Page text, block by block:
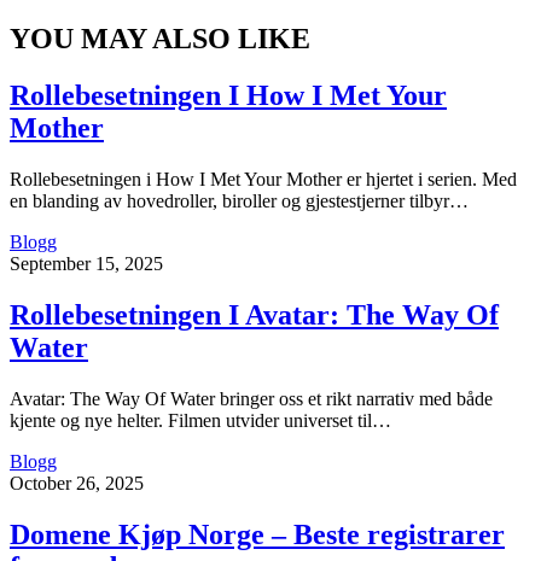
YOU MAY ALSO LIKE
Rollebesetningen I How I Met Your
Mother
Rollebesetningen i How I Met Your Mother er hjertet i serien. Med
en blanding av hovedroller, biroller og gjestestjerner tilbyr…
Blogg
September 15, 2025
Rollebesetningen I Avatar: The Way Of
Water
Avatar: The Way Of Water bringer oss et rikt narrativ med både
kjente og nye helter. Filmen utvider universet til…
Blogg
October 26, 2025
Domene Kjøp Norge – Beste registrarer